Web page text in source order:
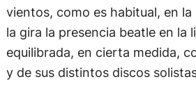
vientos, como es habitual, en
la gira la presencia beatle en la
equilibrada, en cierta medida,
y de sus distintos discos